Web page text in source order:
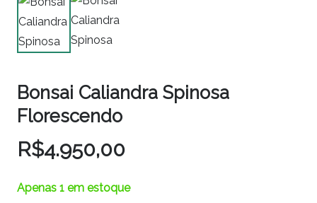
Bonsai Caliandra Spinosa
Florescendo
R$4.950,00
Apenas 1 em estoque